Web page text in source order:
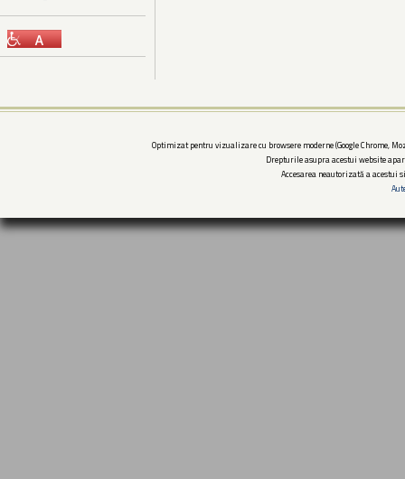
Optimizat pentru vizualizare cu browsere moderne (Google Chrome,
Drepturile asupra acestui website
Accesarea neautorizată a acestui